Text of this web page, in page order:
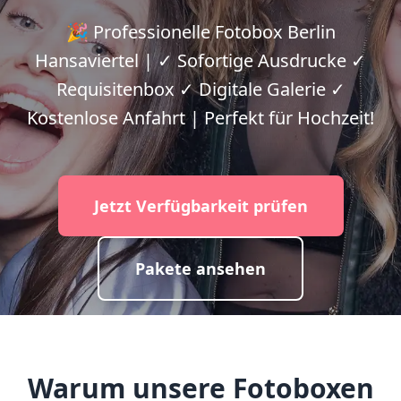
🎉 Professionelle Fotobox Berlin
Hansaviertel | ✓ Sofortige Ausdrucke ✓
Requisitenbox ✓ Digitale Galerie ✓
Kostenlose Anfahrt | Perfekt für Hochzeit!
Jetzt Verfügbarkeit prüfen
Pakete ansehen
Warum unsere Fotoboxen